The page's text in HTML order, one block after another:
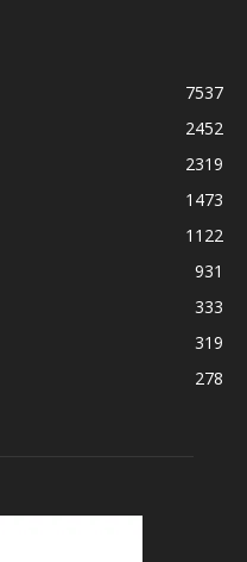
7537
2452
2319
1473
1122
931
333
319
278